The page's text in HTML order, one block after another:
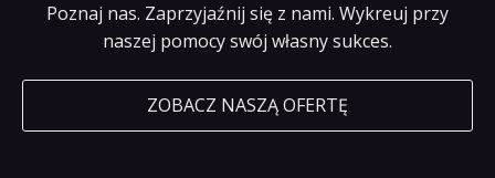
Poznaj nas. Zaprzyjaźnij się z nami. Wykreuj przy
naszej pomocy swój własny sukces.
ZOBACZ NASZĄ OFERTĘ